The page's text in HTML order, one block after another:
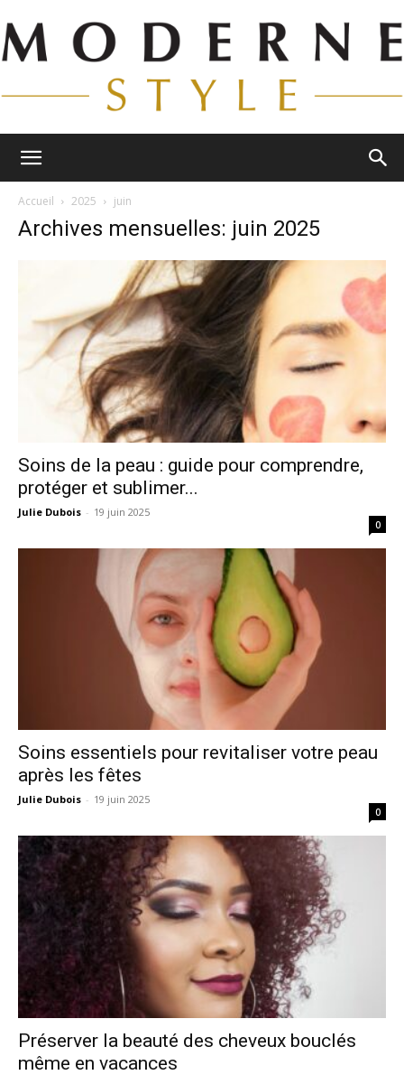
Accueil 2025 juin
Archives mensuelles: juin 2025
Soins de la peau : guide pour comprendre,
protéger et sublimer...
Julie Dubois - 19 juin 2025
0
Soins essentiels pour revitaliser votre peau
après les fêtes
Julie Dubois - 19 juin 2025
0
Préserver la beauté des cheveux bouclés
même en vacances